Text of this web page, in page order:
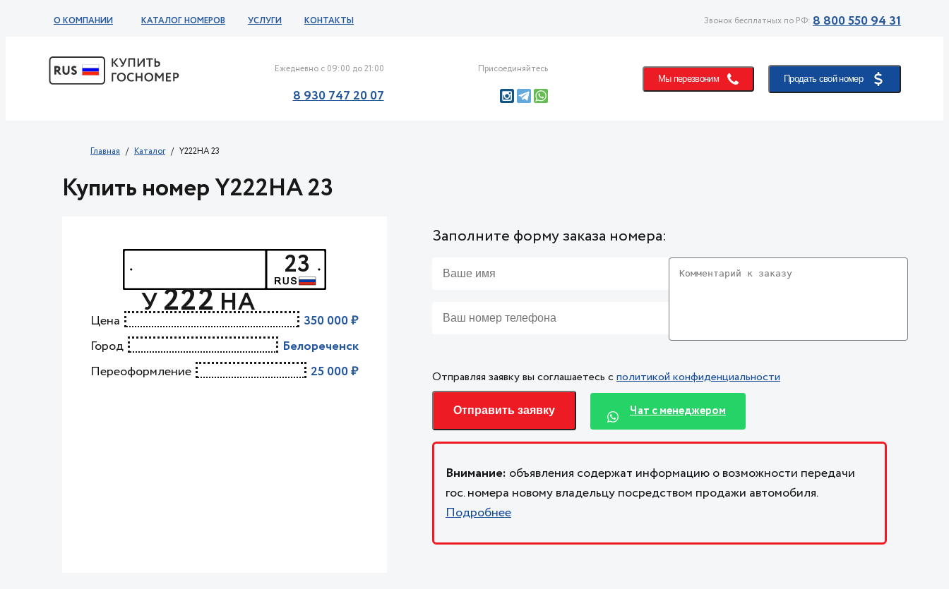
О КОМПАНИИ КАТАЛОГ НОМЕРОВ УСЛУГИ КОНТАКТЫ Звонок бесплатных по РФ: 8 800 550 94 31
Ежедневно с 09:00 до 21:00
8 930 747 20 07
Присоединяйтесь
Мы перезвоним Продать свой номер
Главная Каталог Y222HA 23
Купить номер Y222HA 23
У222НА
23
Цена
350 000 ₽
Город
Белореченск
Переоформление
25 000 ₽
Заполните форму заказа номера:
Отправляя заявку вы соглашаетесь сполитикой конфиденциальности
Отправить заявку Чат с менеджером
Внимание: объявления содержат информацию о возможности передачи
гос. номера новому владельцу посредством продажи автомобиля.
Подробнее